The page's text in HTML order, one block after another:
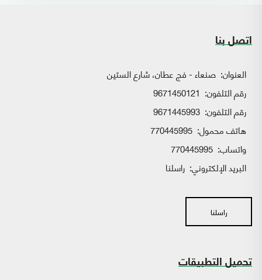
اتصل بنا
العنوان: صنعاء - فج عطان، شارع الستين
رقم التلفون: 9671450121
رقم التلفون: 9671445993
هاتف محمول: 770445995
واتساب:
البريد الإلكتروني: راسلنا
راسلنا
تحميل التطبيقات